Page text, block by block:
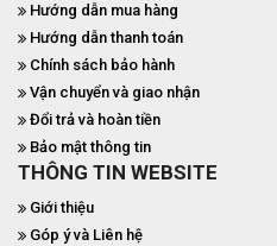
Hướng dẫn mua hàng
Hướng dẫn thanh toán
Chính sách bảo hành
Vận chuyển và giao nhận
Đổi trả và hoàn tiền
Bảo mật thông tin
THÔNG TIN WEBSITE
Giới thiệu
Góp ý và Liên hệ